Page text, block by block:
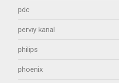
pdc
perviy kanal
philips
phoenix